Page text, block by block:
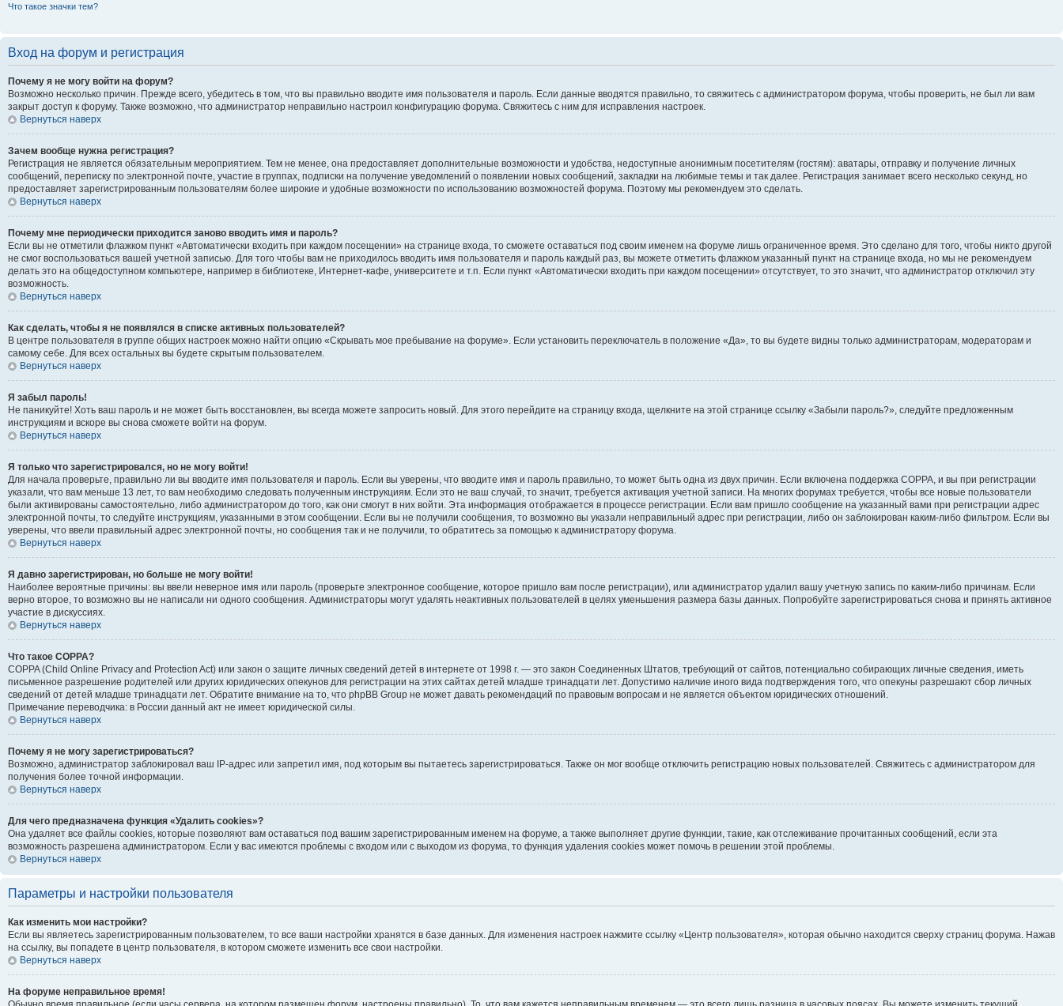
Что такое значки тем?
Вход на форум и регистрация
Почему я не могу войти на форум?
Возможно несколько причин. Прежде всего, убедитесь в том, что вы правильно вводите имя пользователя и пароль. Если данные вводятся правильно, то свяжитесь с администратором форума, чтобы проверить, не был ли вам
закрыт доступ к форуму. Также возможно, что администратор неправильно настроил конфигурацию форума. Свяжитесь с ним для исправления настроек.
Вернуться наверх
Зачем вообще нужна регистрация?
Регистрация не является обязательным мероприятием. Тем не менее, она предоставляет дополнительные возможности и удобства, недоступные анонимным посетителям (гостям): аватары, отправку и получение личных
сообщений, переписку по электронной почте, участие в группах, подписки на получение уведомлений о появлении новых сообщений, закладки на любимые темы и так далее. Регистрация занимает всего несколько секунд, но
предоставляет зарегистрированным пользователям более широкие и удобные возможности по использованию возможностей форума. Поэтому мы рекомендуем это сделать.
Вернуться наверх
Почему мне периодически приходится заново вводить имя и пароль?
Если вы не отметили флажком пункт «Автоматически входить при каждом посещении» на странице входа, то сможете оставаться под своим именем на форуме лишь ограниченное время. Это сделано для того, чтобы никто другой
не смог воспользоваться вашей учетной записью. Для того чтобы вам не приходилось вводить имя пользователя и пароль каждый раз, вы можете отметить флажком указанный пункт на странице входа, но мы не рекомендуем
делать это на общедоступном компьютере, например в библиотеке, Интернет-кафе, университете и т.п. Если пункт «Автоматически входить при каждом посещении» отсутствует, то это значит, что администратор отключил эту
возможность.
Вернуться наверх
Как сделать, чтобы я не появлялся в списке активных пользователей?
В центре пользователя в группе общих настроек можно найти опцию «Скрывать мое пребывание на форуме». Если установить переключатель в положение «Да», то вы будете видны только администраторам, модераторам и
самому себе. Для всех остальных вы будете скрытым пользователем.
Вернуться наверх
Я забыл пароль!
Не паникуйте! Хоть ваш пароль и не может быть восстановлен, вы всегда можете запросить новый. Для этого перейдите на страницу входа, щелкните на этой странице ссылку «Забыли пароль?», следуйте предложенным
инструкциям и вскоре вы снова сможете войти на форум.
Вернуться наверх
Я только что зарегистрировался, но не могу войти!
Для начала проверьте, правильно ли вы вводите имя пользователя и пароль. Если вы уверены, что вводите имя и пароль правильно, то может быть одна из двух причин. Если включена поддержка COPPA, и вы при регистрации
указали, что вам меньше 13 лет, то вам необходимо следовать полученным инструкциям. Если это не ваш случай, то значит, требуется активация учетной записи. На многих форумах требуется, чтобы все новые пользователи
были активированы самостоятельно, либо администратором до того, как они смогут в них войти. Эта информация отображается в процессе регистрации. Если вам пришло сообщение на указанный вами при регистрации адрес
электронной почты, то следуйте инструкциям, указанными в этом сообщении. Если вы не получили сообщения, то возможно вы указали неправильный адрес при регистрации, либо он заблокирован каким-либо фильтром. Если вы
уверены, что ввели правильный адрес электронной почты, но сообщения так и не получили, то обратитесь за помощью к администратору форума.
Вернуться наверх
Я давно зарегистрирован, но больше не могу войти!
Наиболее вероятные причины: вы ввели неверное имя или пароль (проверьте электронное сообщение, которое пришло вам после регистрации), или администратор удалил вашу учетную запись по каким-либо причинам. Если
верно второе, то возможно вы не написали ни одного сообщения. Администраторы могут удалять неактивных пользователей в целях уменьшения размера базы данных. Попробуйте зарегистрироваться снова и принять активное
участие в дискуссиях.
Вернуться наверх
Что такое COPPA?
COPPA (Child Online Privacy and Protection Act) или закон о защите личных сведений детей в интернете от 1998 г. — это закон Соединенных Штатов, требующий от сайтов, потенциально собирающих личные сведения, иметь
письменное разрешение родителей или других юридических опекунов для регистрации на этих сайтах детей младше тринадцати лет. Допустимо наличие иного вида подтверждения того, что опекуны разрешают сбор личных
сведений от детей младше тринадцати лет. Обратите внимание на то, что phpBB Group не может давать рекомендаций по правовым вопросам и не является объектом юридических отношений.
Примечание переводчика: в России данный акт не имеет юридической силы.
Вернуться наверх
Почему я не могу зарегистрироваться?
Возможно, администратор заблокировал ваш IP-адрес или запретил имя, под которым вы пытаетесь зарегистрироваться. Также он мог вообще отключить регистрацию новых пользователей. Свяжитесь с администратором для
получения более точной информации.
Вернуться наверх
Для чего предназначена функция «Удалить cookies»?
Она удаляет все файлы cookies, которые позволяют вам оставаться под вашим зарегистрированным именем на форуме, а также выполняет другие функции, такие, как отслеживание прочитанных сообщений, если эта
возможность разрешена администратором. Если у вас имеются проблемы с входом или с выходом из форума, то функция удаления cookies может помочь в решении этой проблемы.
Вернуться наверх
Параметры и настройки пользователя
Как изменить мои настройки?
Если вы являетесь зарегистрированным пользователем, то все ваши настройки хранятся в базе данных. Для изменения настроек нажмите ссылку «Центр пользователя», которая обычно находится сверху страниц форума. Нажав
на ссылку, вы попадете в центр пользователя, в котором сможете изменить все свои настройки.
Вернуться наверх
На форуме неправильное время!